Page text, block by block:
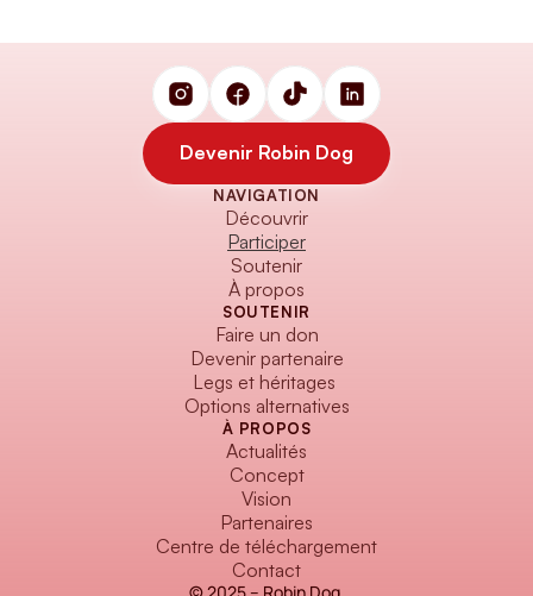
Devenir Robin Dog
Devenir Robin Dog
NAVIGATION
Découvrir
Participer
Soutenir
À propos
SOUTENIR
Faire un don
Devenir partenaire
Legs et héritages
Options alternatives
À PROPOS
Actualités
Concept
Vision
Partenaires
Centre de téléchargement
Contact